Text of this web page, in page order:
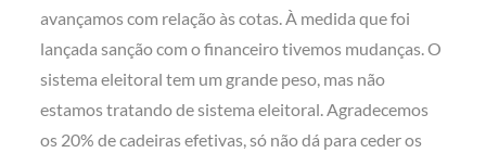
avançamos com relação às cotas. À medida que foi
lançada sanção com o financeiro tivemos mudanças. O
sistema eleitoral tem um grande peso, mas não
estamos tratando de sistema eleitoral. Agradecemos
os 20% de cadeiras efetivas, só não dá para ceder os